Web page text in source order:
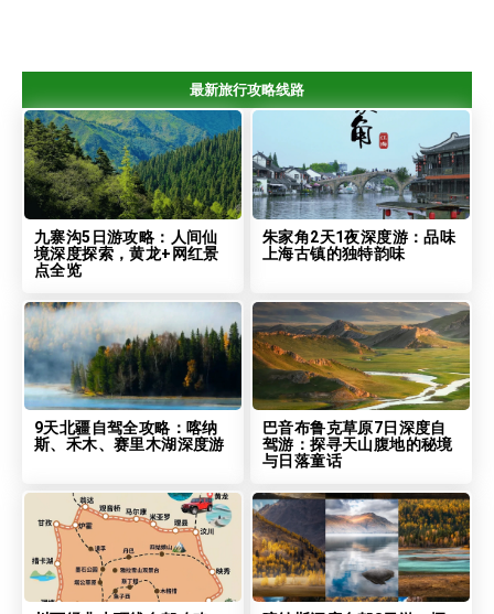
最新旅行攻略线路
九寨沟5日游攻略：人间仙
境深度探索，黄龙+网红景
点全览
朱家角2天1夜深度游：品味
上海古镇的独特韵味
9天北疆自驾全攻略：喀纳
斯、禾木、赛里木湖深度游
巴音布鲁克草原7日深度自
驾游：探寻天山腹地的秘境
与日落童话